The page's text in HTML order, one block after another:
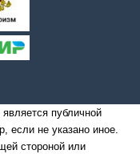
публичной
если не указано иное.
стороной или